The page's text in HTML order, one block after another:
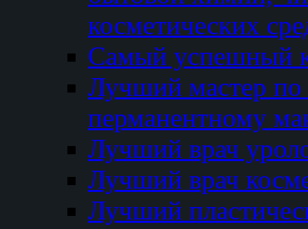
косметических
Самый успешный
Лучший мастер по
перманентному
Лучший врач
Лучший врач
Лучший